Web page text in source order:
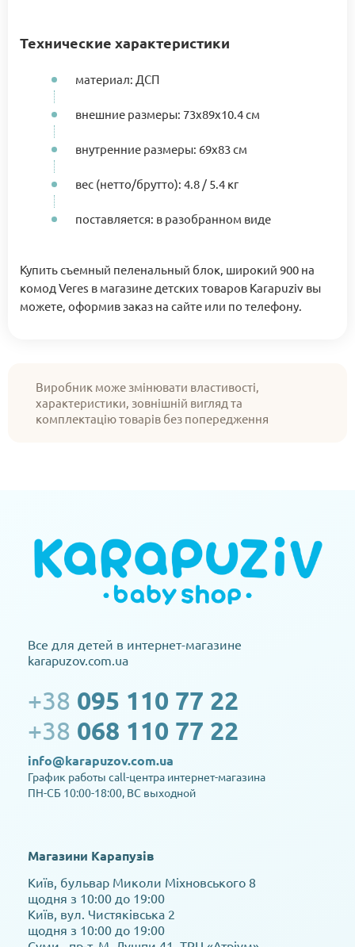
Технические характеристики
материал: ДСП
внешние размеры: 73х89х10.4 см
внутренние размеры: 69х83 см
вес (нетто/брутто): 4.8 / 5.4 кг
поставляется: в разобранном виде
Купить съемный пеленальный блок, широкий 900 на
комод Veres в магазине детских товаров Karapuziv вы
можете, оформив заказ на сайте или по телефону.
Виробник може змінювати властивості,
характеристики, зовнішній вигляд та
комплектацію товарів без попередження
Все для детей в интернет-магазине
karapuzov.com.ua
+38 095 110 77 22
+38 068 110 77 22
info@karapuzov.com.ua
График работы call-центра интернет-магазина
ПН-СБ 10:00-18:00, ВС выходной
Магазини Карапузів
Київ, бульвар Миколи Міхновського 8
щодня з 10:00 до 19:00
Київ, вул. Чистяківська 2
щодня з 10:00 до 19:00